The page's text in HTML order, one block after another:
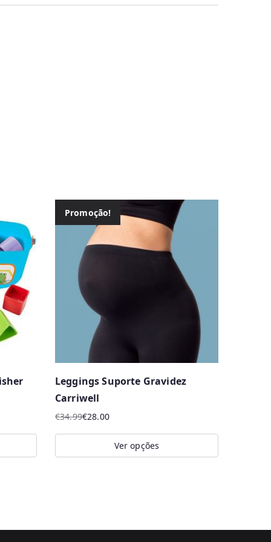
Promoção!
Leggings Suporte Gravidez
Carriwell
€34.99
O
preço
original
€28.00
O
preço
atual
Ver opções
variants.